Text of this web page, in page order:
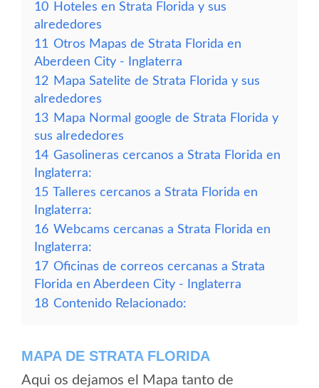
10 Hoteles en Strata Florida y sus
alrededores
11 Otros Mapas de Strata Florida en
Aberdeen City - Inglaterra
12 Mapa Satelite de Strata Florida y sus
alrededores
13 Mapa Normal google de Strata Florida y
sus alrededores
14 Gasolineras cercanos a Strata Florida en
Inglaterra:
15 Talleres cercanos a Strata Florida en
Inglaterra:
16 Webcams cercanas a Strata Florida en
Inglaterra:
17 Oficinas de correos cercanas a Strata
Florida en Aberdeen City - Inglaterra
18 Contenido Relacionado:
MAPA DE STRATA FLORIDA
Aqui os dejamos el Mapa tanto de